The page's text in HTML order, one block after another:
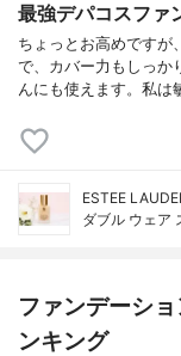
最強デパコスファ
ちょっとお高めですが
で、カバー力もしっか
んにも使えます。私は
ESTEE
ダブル ウェア
ファンデーシ
ンキング